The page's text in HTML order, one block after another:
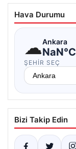
Hava Durumu
☁Ankara
NaN°C
ŞEHIR SEÇ
Bizi Takip Edin